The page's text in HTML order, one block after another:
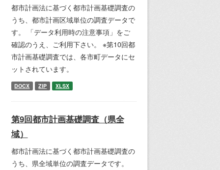
都市計画法に基づく都市計画基礎調査の
うち、都市計画区域単位の調査データで
す。 「データ利用時の注意事項」をご
確認のうえ、ご利用下さい。 ※第10回都
市計画基礎調査では、各市町データにセ
ットされています。
DOCX ZIP XLSX
第9回都市計画基礎調査（県全
域）
都市計画法に基づく都市計画基礎調査の
うち、県全域単位の調査データです。